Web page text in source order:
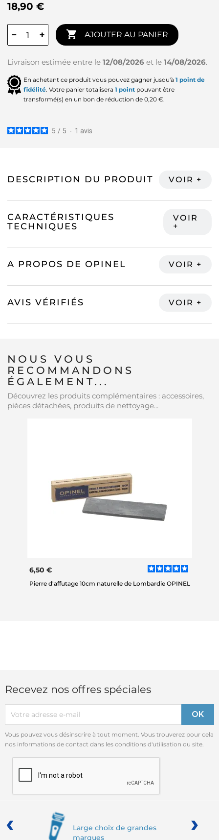
18,90 €
− +  AJOUTER AU PANIER
Livraison estimée entre le 12/08/2026 et le 14/08/2026.
En achetant ce produit vous pouvez gagner jusqu'à 1 point de
fidélité. Votre panier totalisera 1 point pouvant être
transformé(s) en un bon de réduction de 0,20 €.
5 / 5 - 1 avis
DESCRIPTION DU PRODUIT
CARACTÉRISTIQUES
TECHNIQUES
A PROPOS DE OPINEL
AVIS VÉRIFIÉS
NOUS VOUS
RECOMMANDONS
ÉGALEMENT...
Découvrez les produits complémentaires : accessoires,
pièces détachées, produits de nettoyage...
6,50 €
Pierre d'affutage 10cm naturelle de Lombardie OPINEL
Recevez nos offres spéciales
Vous pouvez vous désinscrire à tout moment. Vous trouverez pour cela
nos informations de contact dans les conditions d'utilisation du site.
Large choix de grandes
marques
‹ ›